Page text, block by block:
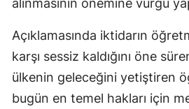
alınmasının önemine vurgu
Açıklamasında iktidarın
karşı sessiz kaldığını öne
ülkenin geleceğini yetiştiren
bugün en temel hakları için